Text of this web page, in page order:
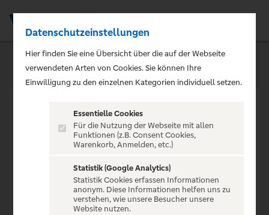
VERANSTALTUNG NICHT
GEFUNDEN
Datenschutzeinstellungen
Hier finden Sie eine Übersicht über die auf der Webseite
verwendeten Arten von Cookies. Sie können Ihre
Einwilligung zu den einzelnen Kategorien individuell setzen.
Essentielle Cookies
Für die Nutzung der Webseite mit allen
Funktionen (z.B. Consent Cookies,
Warenkorb, Anmelden, etc.)
Statistik (Google Analytics)
Statistik Cookies erfassen Informationen
anonym. Diese Informationen helfen uns zu
verstehen, wie unsere Besucher unsere
Website nutzen.